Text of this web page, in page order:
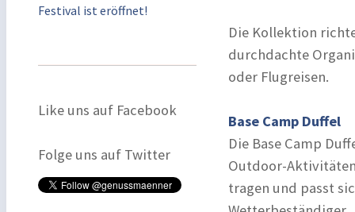
Festival ist eröffnet!
Like uns auf Facebook
Folge uns auf Twitter
Die Kollektion
durchdachte
oder Flugreisen.
Base Camp Duffel
Die Base Camp
Outdoor-
tragen und passt